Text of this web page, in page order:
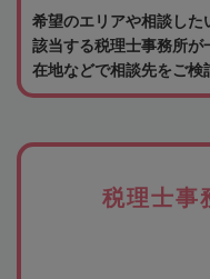
希望のエリアや相談した
該当する税理士事務所
在地などで相談先をご検
税理士事